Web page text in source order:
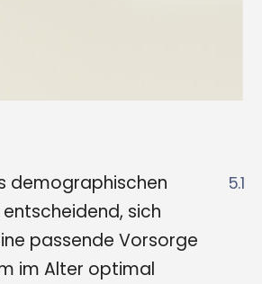
5.1
demographischen
sich
passende Vorsorge
im Alter optimal